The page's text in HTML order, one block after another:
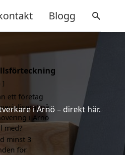
Blogg
i Arnö – direkt här.
ett företag
på
i Arnö
med?
minst 3
för